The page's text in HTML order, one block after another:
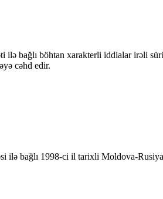
bağlı böhtan xarakterli iddialar irəli
cəhd edir.
bağlı 1998-ci il tarixli Moldova-